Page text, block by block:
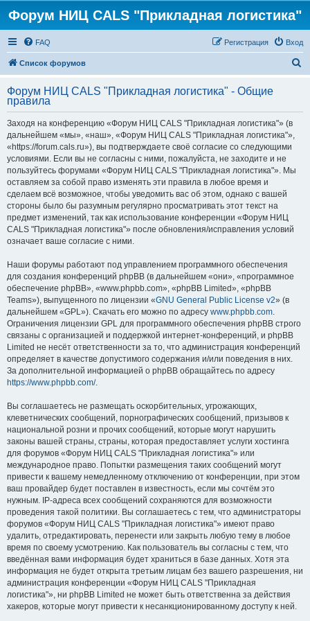
Форум НИЦ CALS "Прикладная логистика"
FAQ Вход
Регистрация
Список форумов
с
Форум НИЦ CALS "Прикладная логистика" - Общие
правила
Заходя на конференцию «Форум НИЦ CALS "Прикладная логистика"» (в
дальнейшем «мы», «наш», «Форум НИЦ CALS "Прикладная логистика"»,
«https://forum.cals.ru»), вы подтверждаете своё согласие со следующими
условиями. Если вы не согласны с ними, пожалуйста, не заходите и не
пользуйтесь форумами «Форум НИЦ CALS "Прикладная логистика"». Мы
оставляем за собой право изменять эти правила в любое время и
сделаем всё возможное, чтобы уведомить вас об этом, однако с вашей
стороны было бы разумным регулярно просматривать этот текст на
предмет изменений, так как использование конференции «Форум НИЦ
CALS "Прикладная логистика"» после обновления/исправления условий
означает ваше согласие с ними.
Наши форумы работают под управлением программного обеспечения
для создания конференций phpBB (в дальнейшем «они», «программное
обеспечение phpBB», «www.phpbb.com», «phpBB Limited», «phpBB
Teams»), выпущенного по лицензии «GNU General Public License v2» (в
дальнейшем «GPL»). Скачать его можно по адресу www.phpbb.com.
Ограничения лицензии GPL для программного обеспечения phpBB строго
связаны с организацией и поддержкой интернет-конференций, и phpBB
Limited не несёт ответственности за то, что администрация конференций
определяет в качестве допустимого содержания и/или поведения в них.
За дополнительной информацией о phpBB обращайтесь по адресу
https://www.phpbb.com/.
Вы соглашаетесь не размещать оскорбительных, угрожающих,
клеветнических сообщений, порнографических сообщений, призывов к
национальной розни и прочих сообщений, которые могут нарушить
законы вашей страны, страны, которая предоставляет услуги хостинга
для форумов «Форум НИЦ CALS "Прикладная логистика"» или
международное право. Попытки размещения таких сообщений могут
привести к вашему немедленному отключению от конференции, при этом
ваш провайдер будет поставлен в известность, если мы сочтём это
нужным. IP-адреса всех сообщений сохраняются для возможности
проведения такой политики. Вы соглашаетесь с тем, что администраторы
форумов «Форум НИЦ CALS "Прикладная логистика"» имеют право
удалить, отредактировать, перенести или закрыть любую тему в любое
время по своему усмотрению. Как пользователь вы согласны с тем, что
введённая вами информация будет храниться в базе данных. Хотя эта
информация не будет открыта третьим лицам без вашего разрешения, ни
администрация конференции «Форум НИЦ CALS "Прикладная
логистика"», ни phpBB Limited не может быть ответственна за действия
хакеров, которые могут привести к несанкционированному доступу к ней.